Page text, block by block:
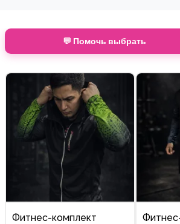
💬 Помочь выбрать
Фитнес-комплект